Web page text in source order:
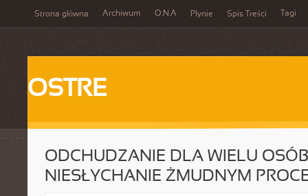
Strona główna Archiwum O.N.A Płynie Spis Treści Tagi
OSTRE
ODCHUDZANIE DLA WIELU
NIESŁYCHANIE ŻMUDNYM